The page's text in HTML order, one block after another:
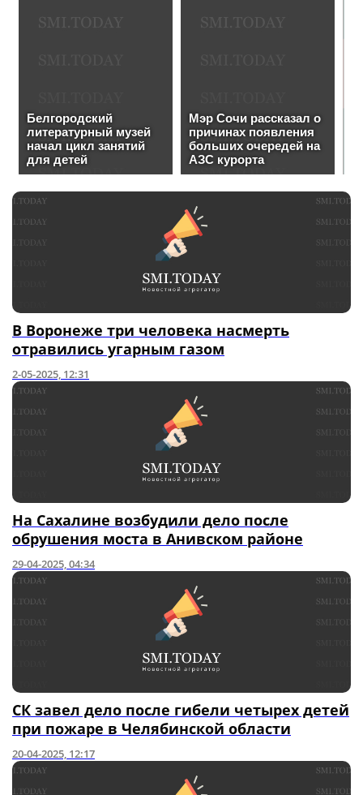
В Воронеже три человека насмерть
отравились угарным газом
2-05-2025, 12:31
На Сахалине возбудили дело после
обрушения моста в Анивском районе
29-04-2025, 04:34
СК завел дело после гибели четырех детей
при пожаре в Челябинской области
20-04-2025, 12:17